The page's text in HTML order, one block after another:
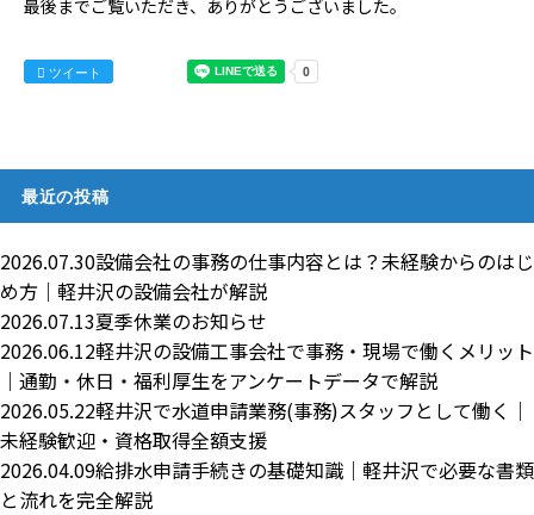
最後までご覧いただき、ありがとうございました。
ツイート
最近の投稿
2026.07.30設備会社の事務の仕事内容とは？未経験からのはじ
め方｜軽井沢の設備会社が解説
2026.07.13夏季休業のお知らせ
2026.06.12軽井沢の設備工事会社で事務・現場で働くメリット
｜通勤・休日・福利厚生をアンケートデータで解説
2026.05.22軽井沢で水道申請業務(事務)スタッフとして働く｜
未経験歓迎・資格取得全額支援
2026.04.09給排水申請手続きの基礎知識｜軽井沢で必要な書類
と流れを完全解説